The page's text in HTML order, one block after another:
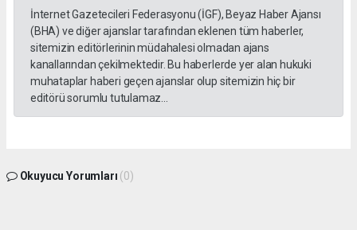
İnternet Gazetecileri Federasyonu (İGF), Beyaz Haber Ajansı
(BHA) ve diğer ajanslar tarafından eklenen tüm haberler,
sitemizin editörlerinin müdahalesi olmadan ajans
kanallarından çekilmektedir. Bu haberlerde yer alan hukuki
muhataplar haberi geçen ajanslar olup sitemizin hiç bir
editörü sorumlu tutulamaz...
Okuyucu Yorumları (0)